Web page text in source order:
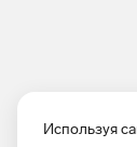
Используя